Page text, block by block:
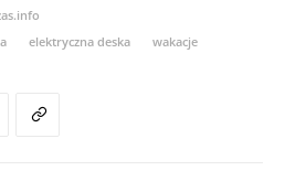
elektryczna deska
wakacje